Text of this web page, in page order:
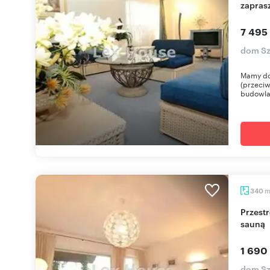
7 495
dom
Mamy
340 m
Przestronny dom 340m2 z garażem, kominkiem i
sauną
1 690